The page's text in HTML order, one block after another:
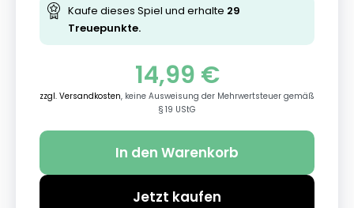
Kaufe dieses Spiel und erhalte 29
Treuepunkte.
14,99 €
zzgl. Versandkosten, keine Ausweisung der Mehrwertsteuer gemäß
§ 19 UStG
In den Warenkorb
Jetzt kaufen